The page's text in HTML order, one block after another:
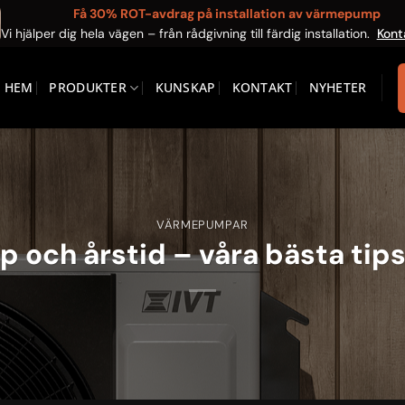
Få 30% ROT-avdrag på installation av värmepump
Vi hjälper dig hela vägen – från rådgivning till färdig installation.
HEM PRODUKTER KUNSKAP KONTAKT NYHETER
VÄRMEPUMPAR
och årstid – våra bästa